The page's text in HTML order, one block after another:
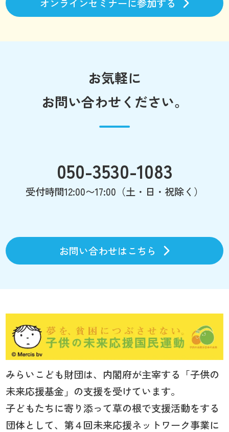
オンラインセミナーに参加する
お気軽に
お問い合わせください。
050-3530-1083
受付時間12:00〜17:00（土・日・祝除く）
お問い合わせはこちら
みらいこども財団は、内閣府が主宰する「子供の
未来応援基金」の支援を受けています。
子どもたちに寄り添って草の根で支援活動をする
団体として、第４回未来応援ネットワーク事業に